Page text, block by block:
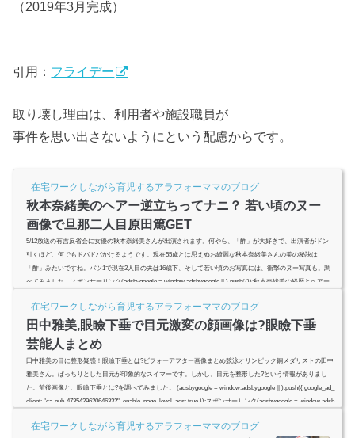
（2019年3月完成）
引用： フライデー
取り壊し理由は、利用者や施設職員が
事件を思い出さないようにという配慮からです。
在宅ワークしながら育児するアラフォーママのブログ
秋本奈緒美のヘアー逆立ちってナニ？ 若い頃のヌー
画像で旦那二人目原田篤GET
5/12放送の有吉反省会に女優の秋本奈緒美さんが出演されます。何やら、「酢」が大好きで、出演者がドン
引くほど、何でもドバドバかけるようです。現在55歳とは思えぬお綺麗な秋本奈緒美さんの美の秘訣は
「酢」みたいですね。バツ1で現在2人目の夫は16歳下、そして若い頃のお写真には、衝撃のヌー写真も。調
べてみました。スポンサーリンク(adsbygoogle = window.adsbygoogle || ).push({});秋本奈緒美の経歴とヘアー
沢）生年月日 196...
在宅ワークしながら育児するアラフォーママのブログ
田中雅美,眼瞼下垂で目元激変の顔画像は?眼瞼下垂
芸能人まとめ
田中雅美の目に整形疑惑！眼瞼下垂とは?ビフォーアフター画像まとめ競泳オリンピック銅メダリストの田中
雅美さん。ぱっちりとした目元が印象的なスイマーです。しかし、目元を整形した?という情報がありまし
た。前後画像と、眼瞼下垂とは?を調べてみました。 (adsbygoogle = window.adsbygoogle || ).push({ google_ad_
client: "ca-pub-4735429620646332", enable_page_level_ads: true });スポンサーリンク(adsbygoogle = window.adsb
在宅ワークしながら育児するアラフォーママのブログ